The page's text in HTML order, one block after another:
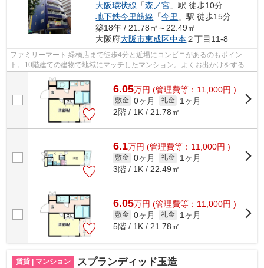
大阪環状線 「森ノ宮 」駅 徒歩10分
地下鉄今里筋線 「今里 」駅 徒歩15分
築18年 / 21.78㎡～22.49㎡
大阪府大阪市東成区中本 ２丁目11-8
ファミリーマート 緑橋店まで徒歩4分と近場にコンビニがあるのもポイン
ト。10階建ての建物で地域にマッチしたマンション。よくお出かけをする方
6.05万円 (管理費等：11,000円 )
敷金 0ヶ月 礼金
1ヶ月
2階 / 1K / 21.78㎡
6.1万円 (管理費等：11,000円 )
敷金 0ヶ月 礼金
1ヶ月
3階 / 1K / 22.49㎡
6.05万円 (管理費等：11,000円 )
敷金 0ヶ月 礼金
1ヶ月
5階 / 1K / 21.78㎡
賃貸 | マンション スプランディッド玉造